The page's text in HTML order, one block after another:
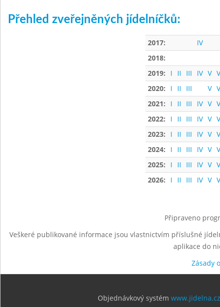
Přehled zveřejněných jídelníčků:
2017:
IV
2018:
2019:
I II III IV V
2020:
I II III V
2021:
I II III IV V
2022:
I II III IV V
2023:
I II III IV V
2024:
I II III IV V
2025:
I II III IV V
2026:
I II III IV V
Připraveno
Veškeré publikované informace jsou vlastnictvím příslušné
aplikace do
Zásady
Objednávkový systém www.jidelna.cz